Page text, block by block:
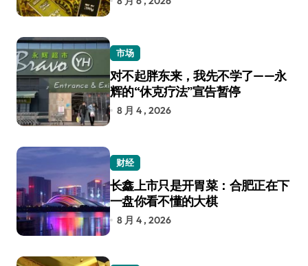
市场
对不起胖东来，我先不学了——永
辉的“休克疗法”宣告暂停
8 月 4 , 2026
财经
长鑫上市只是开胃菜：合肥正在下
一盘你看不懂的大棋
8 月 4 , 2026